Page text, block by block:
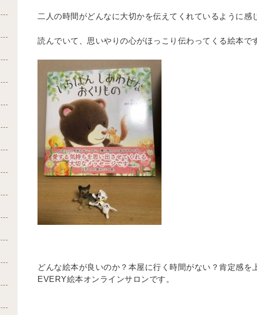
二人の時間がどんなに大切かを伝えてくれているように感
読んでいて、思いやりの心がほっこり伝わってくる絵本で
どんな絵本が良いのか？本屋に行く時間がない？肯定感を
EVERY絵本オンラインサロンです。